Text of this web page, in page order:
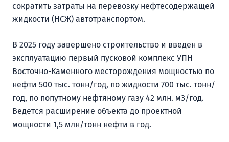
сократить затраты на перевозку нефтесодержащей
жидкости (НСЖ) автотранспортом.
В 2025 году завершено строительство и введен в
эксплуатацию первый пусковой комплекс УПН
Восточно-Каменного месторождения мощностью по
нефти 500 тыс. тонн/год, по жидкости 700 тыс. тонн/
год, по попутному нефтяному газу 42 млн. м3/год.
Ведется расширение объекта до проектной
мощности 1,5 млн/тонн нефти в год.